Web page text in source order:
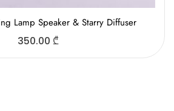
Lamp Speaker & Starry Diffuser
350.00 ₾